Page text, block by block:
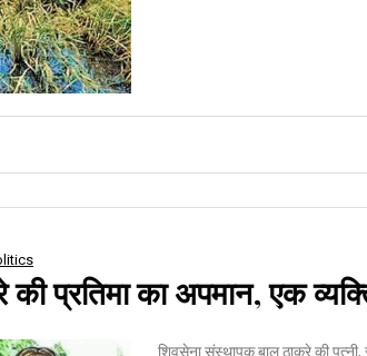
की प्रतिमा का अपमान, एक
शिवसेना संस्थापक बाल ठाकरे की पत्नी,